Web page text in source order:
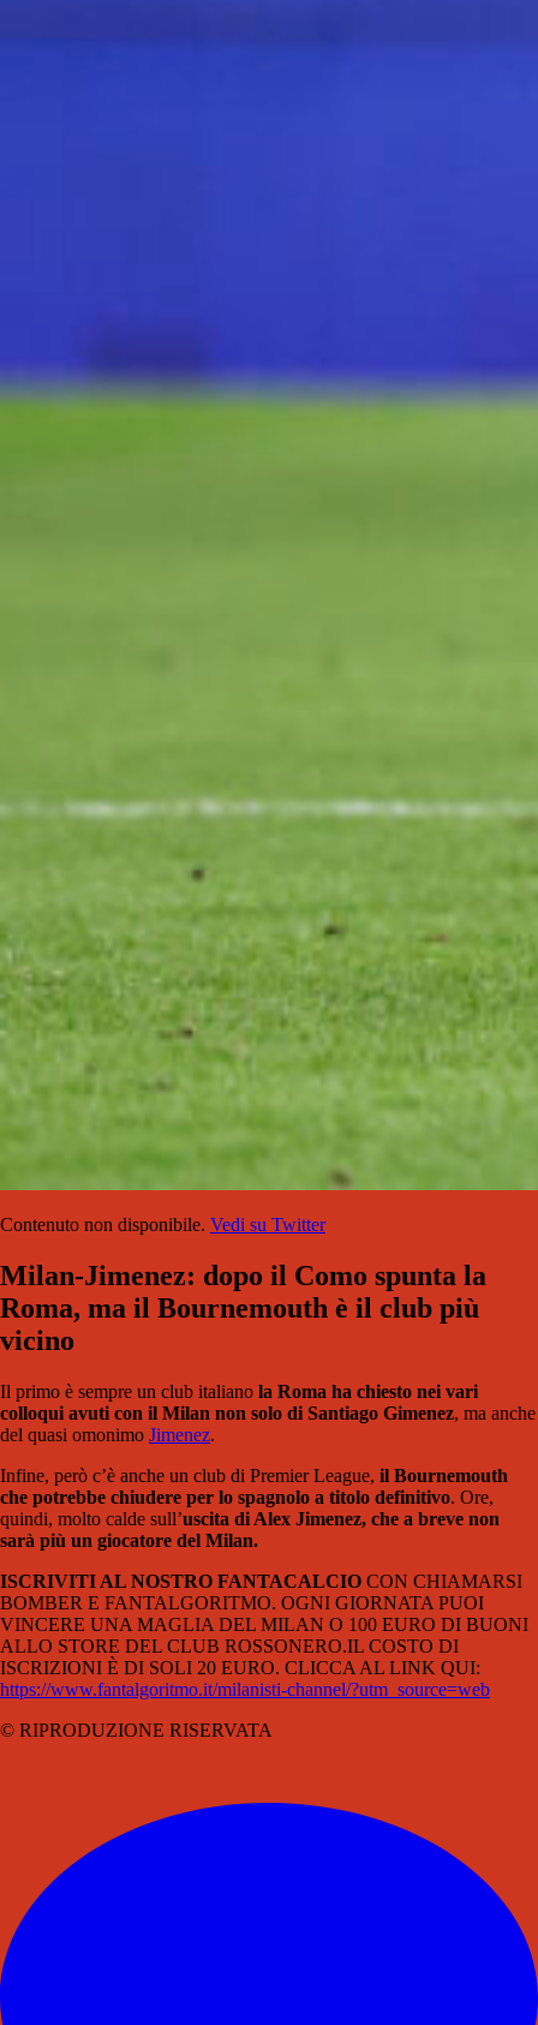
Contenuto non disponibile. Vedi su Twitter
Milan-Jimenez: dopo il Como spunta la
Roma, ma il Bournemouth è il club più
vicino
Il primo è sempre un club italiano la Roma ha chiesto nei vari
colloqui avuti con il Milan non solo di Santiago Gimenez, ma anche
del quasi omonimo Jimenez.
Infine, però c’è anche un club di Premier League, il Bournemouth
che potrebbe chiudere per lo spagnolo a titolo definitivo. Ore,
quindi, molto calde sull’uscita di Alex Jimenez, che a breve non
sarà più un giocatore del Milan.
ISCRIVITI AL NOSTRO FANTACALCIO CON CHIAMARSI
BOMBER E FANTALGORITMO. OGNI GIORNATA PUOI
VINCERE UNA MAGLIA DEL MILAN O 100 EURO DI BUONI
ALLO STORE DEL CLUB ROSSONERO.IL COSTO DI
ISCRIZIONI È DI SOLI 20 EURO. CLICCA AL LINK QUI:
https://www.fantalgoritmo.it/milanisti-channel/?utm_source=web
© RIPRODUZIONE RISERVATA